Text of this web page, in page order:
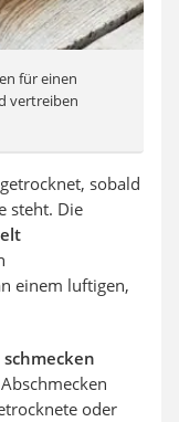
für einen
vertreiben
sobald
steht. Die
einem luftigen,
oder